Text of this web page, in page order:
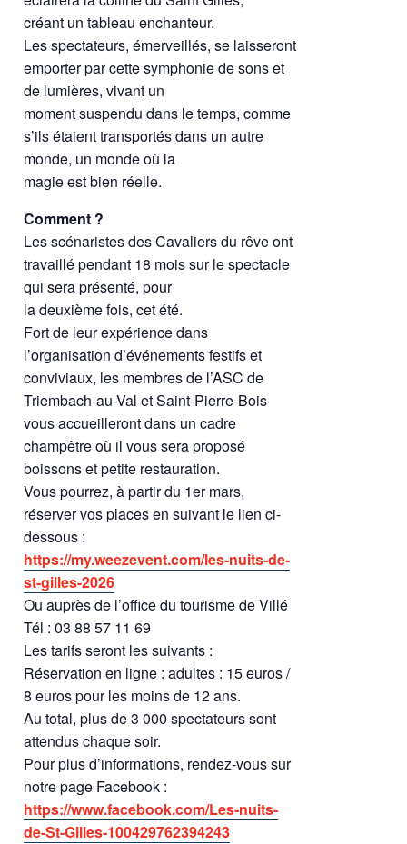
créant un tableau enchanteur.
Les spectateurs, émerveillés, se laisseront
emporter par cette symphonie de sons et
de lumières, vivant un
moment suspendu dans le temps, comme
s’ils étaient transportés dans un autre
monde, un monde où la
magie est bien réelle.
Comment ?
Les scénaristes des Cavaliers du rêve ont
travaillé pendant 18 mois sur le spectacle
qui sera présenté, pour
la deuxième fois, cet été.
Fort de leur expérience dans
l’organisation d’événements festifs et
conviviaux, les membres de l’ASC de
Triembach-au-Val et Saint-Pierre-Bois
vous accueilleront dans un cadre
champêtre où il vous sera proposé
boissons et petite restauration.
Vous pourrez, à partir du 1er mars,
réserver vos places en suivant le lien ci-
dessous :
https://my.weezevent.com/les-nuits-de-
st-gilles-2026
Ou auprès de l’office du tourisme de Villé
Tél : 03 88 57 11 69
Les tarifs seront les suivants :
Réservation en ligne : adultes : 15 euros /
8 euros pour les moins de 12 ans.
Au total, plus de 3 000 spectateurs sont
attendus chaque soir.
Pour plus d’informations, rendez-vous sur
notre page Facebook :
https://www.facebook.com/Les-nuits-
de-St-Gilles-100429762394243